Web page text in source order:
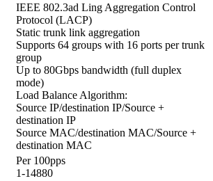
IEEE 802.3ad Ling Aggregation Control
Protocol (LACP)
Static trunk link aggregation
Supports 64 groups with 16 ports per trunk
group
Up to 80Gbps bandwidth (full duplex
mode)
Load Balance Algorithm:
Source IP/destination IP/Source +
destination IP
Source MAC/destination MAC/Source +
destination MAC
Per 100pps
1-14880